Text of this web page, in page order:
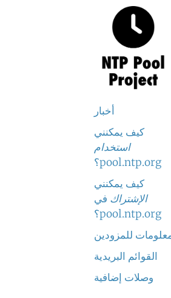
أخبار
كيف يمكنني
استخدام
pool.ntp.org؟
كيف يمكنني
الإشتراك في
pool.ntp.org؟
للمزودين
القوائم البريدية
وصلات إضافية